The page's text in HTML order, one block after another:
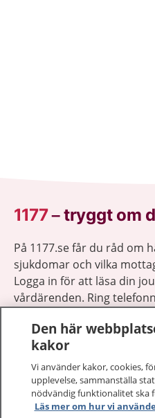
1177–tryggt om
På 1177.se får du råd om
sjukdomar och vilka
Logga in för att läsa din
vårdärenden. Ring
1177 ger dig råd när du
Den här
kakor
Vi använder kakor, cookies,
upplevelse, sammanställa
nödvändig funktionalitet ska
Läs mer om hur vi